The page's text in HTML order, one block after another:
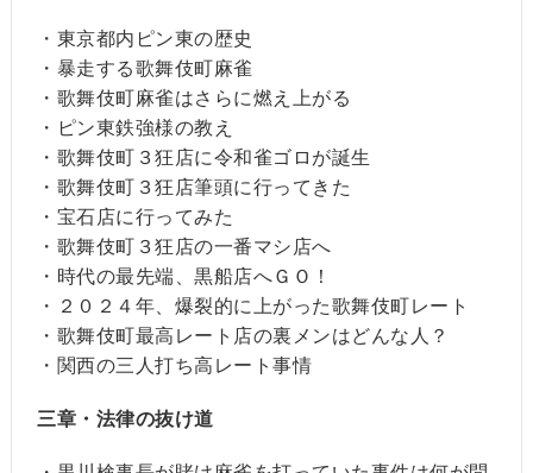
・東京都内ピン東の歴史
・暴走する歌舞伎町麻雀
・歌舞伎町麻雀はさらに燃え上がる
・ピン東鉄強様の教え
・歌舞伎町３狂店に令和雀ゴロが誕生
・歌舞伎町３狂店筆頭に行ってきた
・宝石店に行ってみた
・歌舞伎町３狂店の一番マシ店へ
・時代の最先端、黒船店へＧＯ！
・２０２４年、爆裂的に上がった歌舞伎町レート
・歌舞伎町最高レート店の裏メンはどんな人？
・関西の三人打ち高レート事情
三章・法律の抜け道